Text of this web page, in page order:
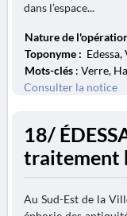
dans l’espace...
Nature de
Toponyme :
Mots-clés : Verre,
Consulter la notice
18/
traitement
Au Sud-Est de la